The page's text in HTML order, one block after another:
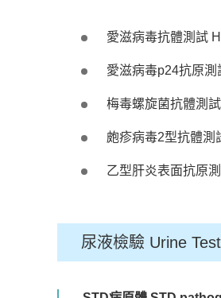
愛滋病毒抗體測試
愛滋病毒p24抗原
梅毒螺旋菌抗體測
皰疹病毒2型抗體測
乙型肝炎表面抗原
尿液檢驗 Urine